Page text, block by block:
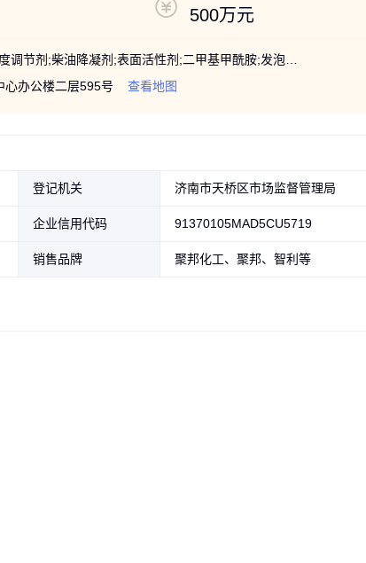
项目，经相关部门批准后方可开展经营活动，具体经营项目以相
500万元
心办公楼二层595号 查看地图
登记机关 济南市天桥区市场监督管理局
企业信用代码 91370105MAD5CU5719
销售品牌 聚邦化工、聚邦、智利等